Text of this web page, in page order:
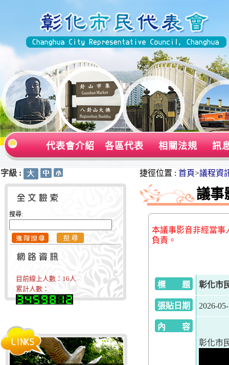
代表會介紹 各區代表 相關法規 訊
字級 :
搜尋:
目前線上人數： 16人
累計人數：
捷徑位置 : 首頁>議程資
議事
本議事影音非經當事
負責。
標 題 彰化市
張貼日期 2026-
內 容
彰化市